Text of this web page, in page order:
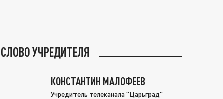
СЛОВО УЧРЕДИТЕЛЯ
КОНСТАНТИН МАЛОФЕЕВ
Учредитель телеканала "Царьград"